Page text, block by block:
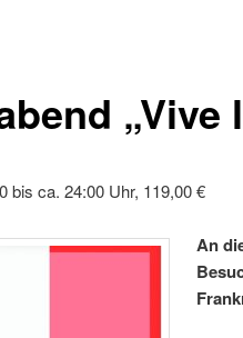
„Vive
bis ca. 24:00 Uhr, 119,00 €
An